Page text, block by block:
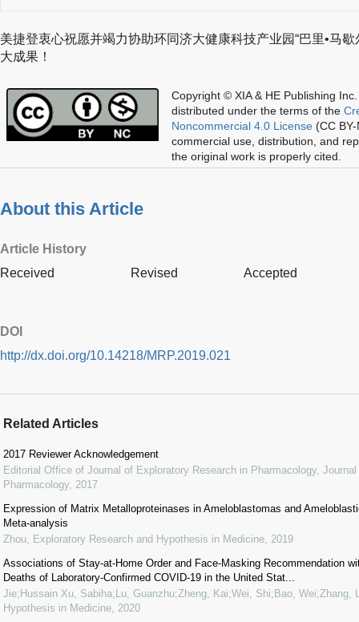
美捷登衷心祝愿并竭力协助环同济大健康科技产业园“巴里•马
大成果！
Copyright © XIA & HE Publishing Inc.
distributed under the terms of the
Noncommercial 4.0 License (CC
commercial use, distribution, and
the original work is properly cited.
About this Article
Article History
Received
Revised Accepted
DOI
http://dx.doi.org/10.14218/MRP.2019.021
Related Articles
2017 Reviewer Acknowledgement
Editorial Office of Journal of Exploratory Research in Pharmacology,
Pharmacology, 2017
Expression of Matrix Metalloproteinases in Ameloblastomas and
Meta-analysis
Zhou Exploratory Research and Hypothesis in Medicine 2019
Associations of Stay-at-Home Order and Face-Masking Recommendation
Deaths of Laboratory-Confirmed COVID-19 in the United Stat...
Jie;Hussain Xu, Sabiha;Lu, Guanzhu;Zheng, Kai;Wei, Shi;Bao, Wei;Zhang,
Hypothesis in Medicine 2020